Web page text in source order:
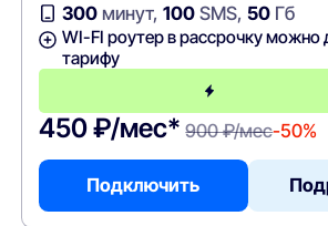
300минут, 100SMS, 50Гб
WI-FI роутер в рассрочку можно
тарифу
450 ₽/мес* 900 ₽/мес-50%
Подключить